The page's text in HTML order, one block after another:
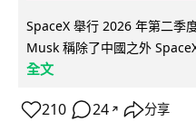
SpaceX 舉行 2026 年第二季
Musk 稱除了中國之外
全文
210 24 ↗ 分享